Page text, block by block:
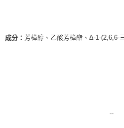
付款後門市自取
成分： 芳樟醇、乙酸芳樟酯、Δ-1-(2,6,6-
--